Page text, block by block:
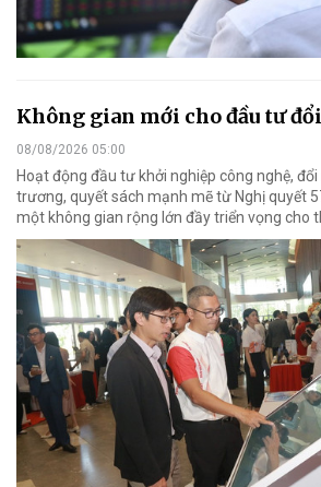
Không gian mới cho đầu tư
08/08/2026 05:00
Hoạt động đầu tư khởi nghiệp công nghệ,
trương, quyết sách mạnh mẽ từ Nghị quyết
một không gian rộng lớn đầy triển vọng cho